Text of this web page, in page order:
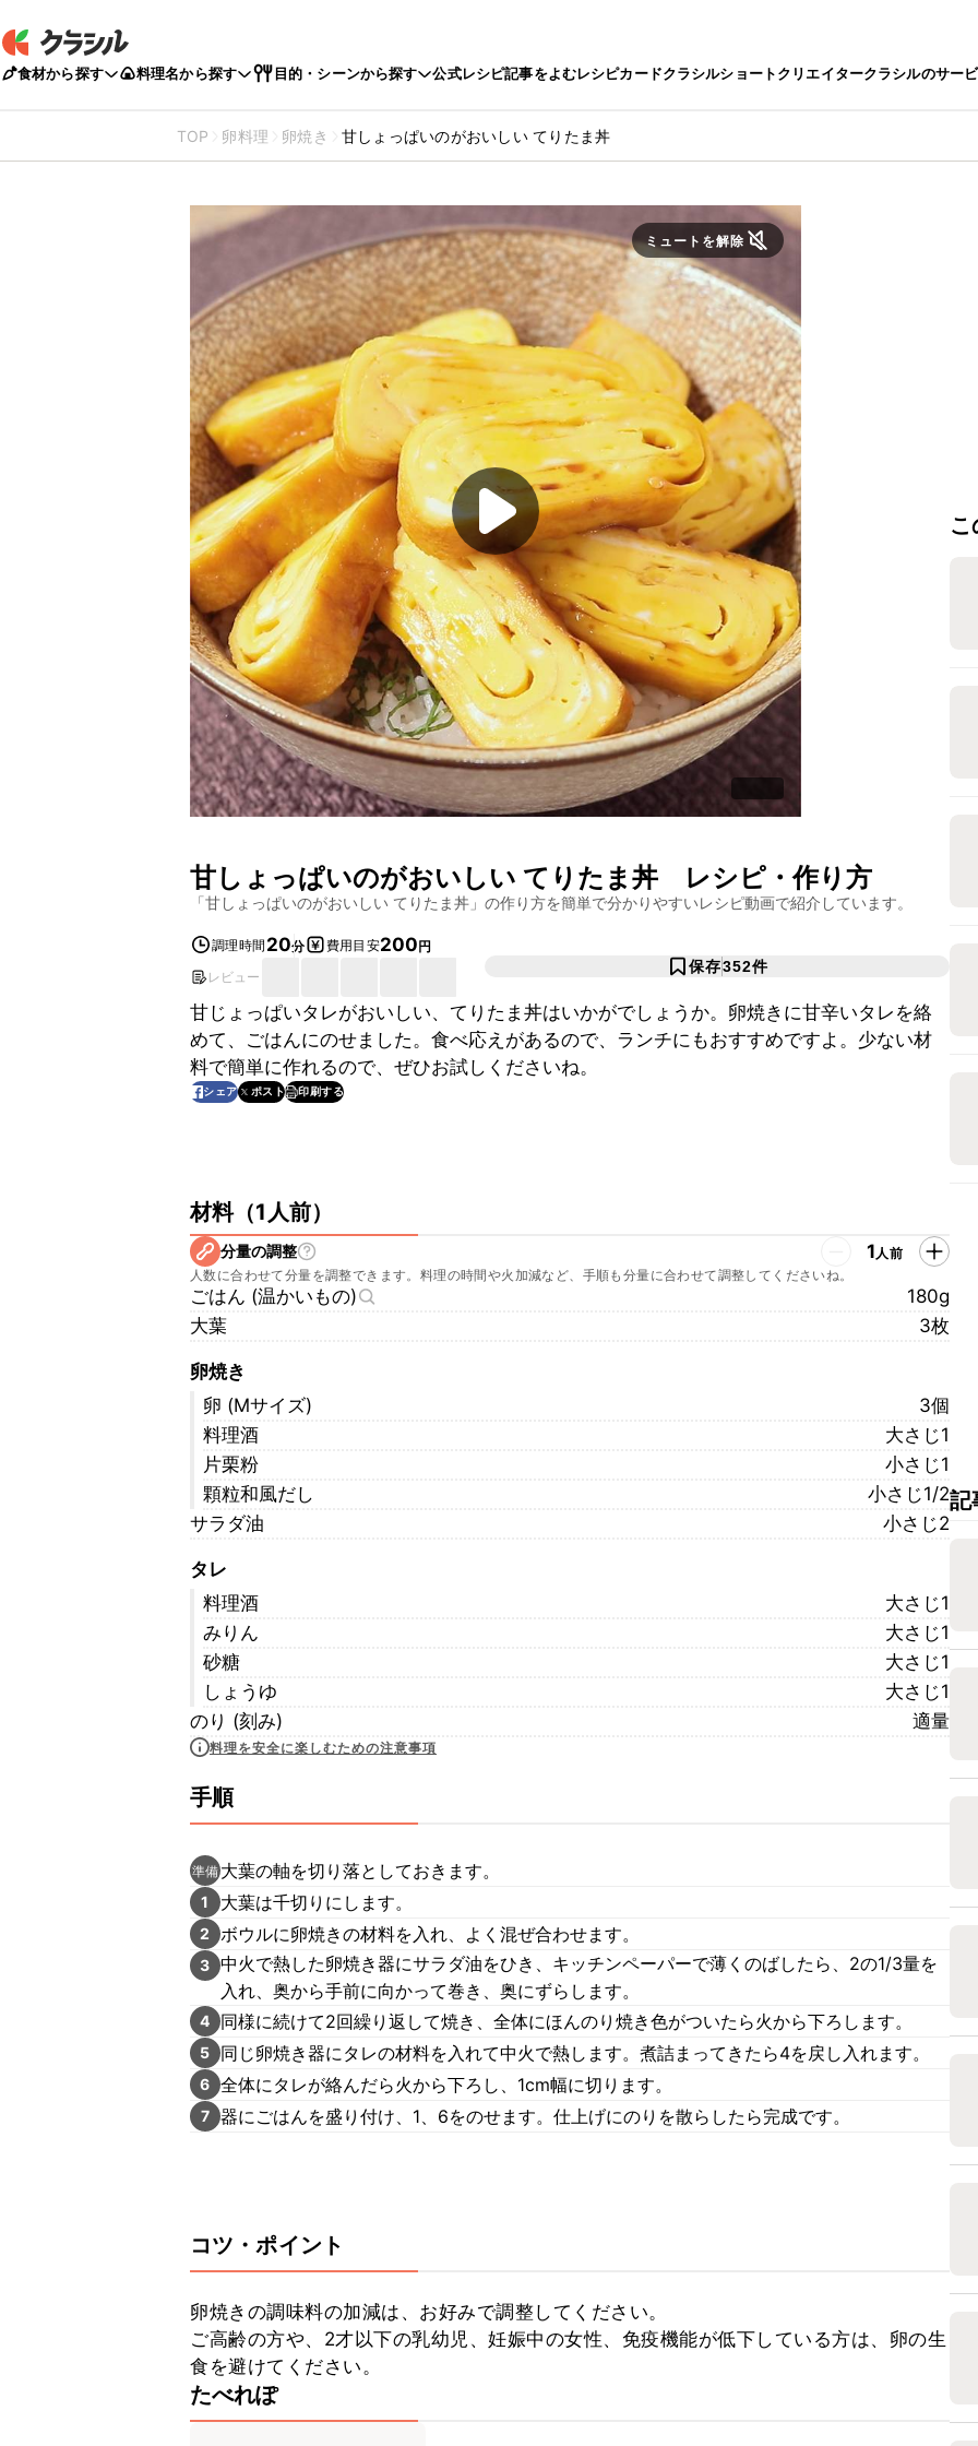
食材から探す 料理名から探す 目的・シーンから探す 公式レシピ記事をよむレシピカードクラシルショートクリエイタークラシルのサー
TOP 卵料理 卵焼き 甘しょっぱいのがおいしい てりたま丼
ミュートを解除
甘しょっぱいのがおいしい てりたま丼 レシピ・作り方
「甘しょっぱいのがおいしい てりたま丼 」の作り方を簡単で分かりやすいレシピ動画で紹介しています。
調理時間 20分 費用目安200円
レビュー
保存352件
甘じょっぱいタレがおいしい、てりたま丼はいかがでしょうか。卵焼きに甘辛いタレを絡
めて、ごはんにのせました。食べ応えがあるので、ランチにもおすすめですよ。少ない材
料で簡単に作れるので、ぜひお試しくださいね。
シェア ポスト 印刷する
材料（1人前）
分量の調整 1人前
人数に合わせて分量を調整できます。料理の時間や火加減など、手順も分量に合わせて調整してくださいね。
ごはん (温かいもの)
180g
大葉
3枚
卵焼き
卵 (Mサイズ)
3個
料理酒
大さじ1
片栗粉
小さじ1
顆粒和風だし
小さじ1/2
サラダ油
小さじ2
タレ
料理酒
大さじ1
みりん
大さじ1
砂糖
大さじ1
しょうゆ
大さじ1
のり (刻み)
適量
料理を安全に楽しむための注意事項
手順
準備 大葉の軸を切り落としておきます。
1 大葉は千切りにします。
2 ボウルに卵焼きの材料を入れ、よく混ぜ合わせます。
3 中火で熱した卵焼き器にサラダ油をひき、キッチンペーパーで薄くのばしたら、2の1/3量を
入れ、奥から手前に向かって巻き、奥にずらします。
4 同様に続けて2回繰り返して焼き、全体にほんのり焼き色がついたら火から下ろします。
5 同じ卵焼き器にタレの材料を入れて中火で熱します。煮詰まってきたら4を戻し入れます。
6 全体にタレが絡んだら火から下ろし、1cm幅に切ります。
7 器にごはんを盛り付け、1、6をのせます。仕上げにのりを散らしたら完成です。
コツ・ポイント
卵焼きの調味料の加減は、お好みで調整してください。
ご高齢の方や、2才以下の乳幼児、妊娠中の女性、免疫機能が低下している方は、卵の生
食を避けてください。
たべれぽ
記